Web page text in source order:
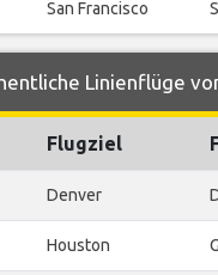
San Francisco
Linienflüge
Flugziel
Denver
Houston